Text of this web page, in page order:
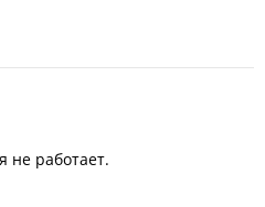
не работает.